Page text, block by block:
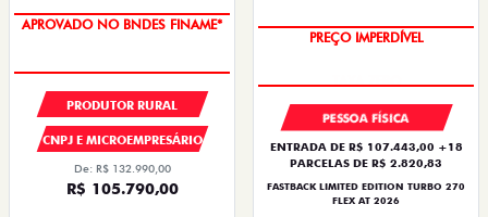
APROVADO NO BNDES FINAME*
PRODUTOR RURAL
CNPJ E MICROEMPRESÁRIO
De: R$ 132.990,00
R$ 105.790,00
PREÇO IMPERDÍVEL
PESSOA FÍSICA
ENTRADA DE R$ 107.443,00 +18
PARCELAS DE R$ 2.820,83
FASTBACK LIMITED EDITION TURBO 270
FLEX AT 2026